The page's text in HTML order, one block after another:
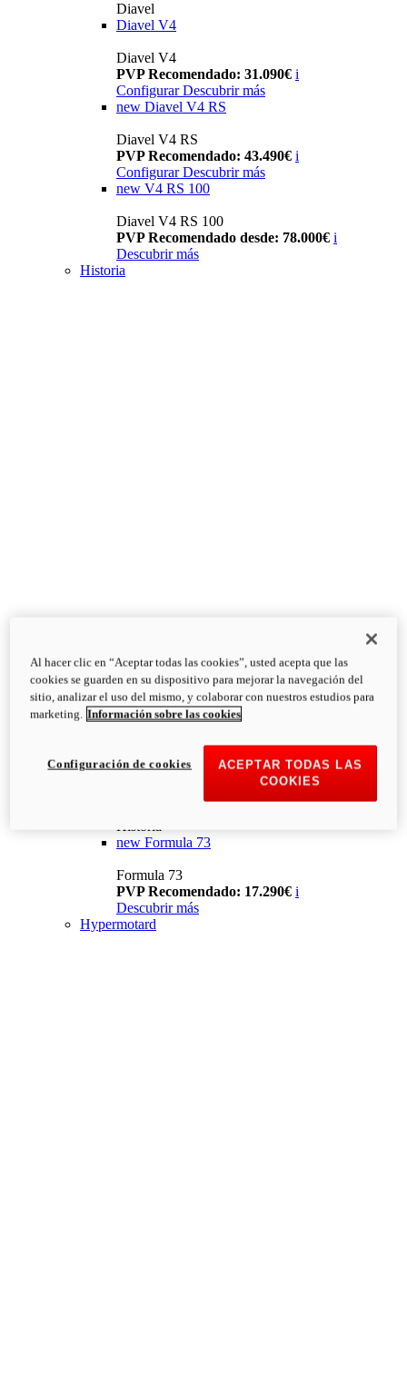
Diavel
Diavel V4
Diavel V4
PVP Recomendado: 31.090€ i
Configurar Descubrir más
new Diavel V4 RS
Diavel V4 RS
PVP Recomendado: 43.490€ i
Configurar Descubrir más
new V4 RS 100
Diavel V4 RS 100
PVP Recomendado desde: 78.000€ i
Descubrir más
Historia
Historia
new Formula 73
Formula 73
PVP Recomendado: 17.290€ i
Descubrir más
Hypermotard
Al hacer clic en “Aceptar todas las cookies”, usted acepta que las
cookies se guarden en su dispositivo para mejorar la navegación del
sitio, analizar el uso del mismo, y colaborar con nuestros estudios para
marketing. Información sobre las cookies
ACEPTAR TODAS LAS
COOKIES
Configuración de cookies